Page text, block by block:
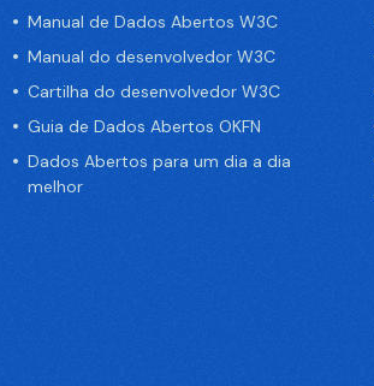
Manual de Dados Abertos W3C
Manual do desenvolvedor W3C
Cartilha do desenvolvedor W3C
Guia de Dados Abertos OKFN
Dados Abertos para um dia a dia
melhor